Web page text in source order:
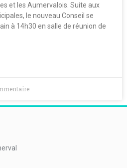
et les Aumervalois. Suite aux
le nouveau Conseil se
à 14h30 en salle de réunion de